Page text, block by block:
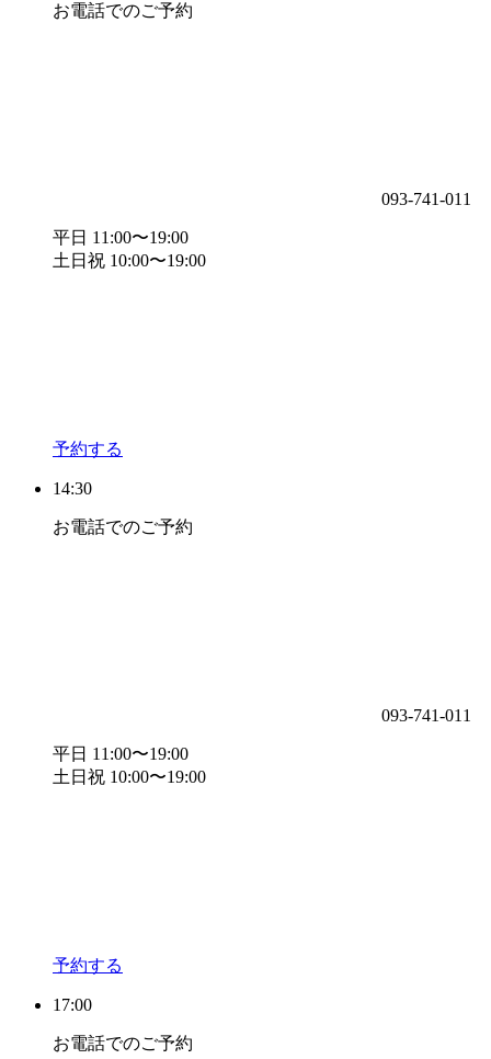
お電話でのご予約
093-741-011
平日 11:00〜19:00
土日祝 10:00〜19:00
予約する
14:30
お電話でのご予約
093-741-011
平日 11:00〜19:00
土日祝 10:00〜19:00
予約する
17:00
お電話でのご予約